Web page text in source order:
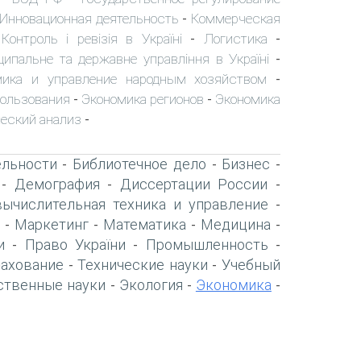
Инновационная деятельность - Коммерческая
Контроль і ревізія в Україні - Логистика -
та державне управління в Україні -
и управление народным хозяйством -
- Экономика регионов - Экономика
анализ -
- Библиотечное дело - Бизнес -
- Демография - Диссертации России -
техника и управление -
- Маркетинг - Математика - Медицина -
- Право України - Промышленность -
-Технические науки -Учебный
науки - Экология - Экономика -